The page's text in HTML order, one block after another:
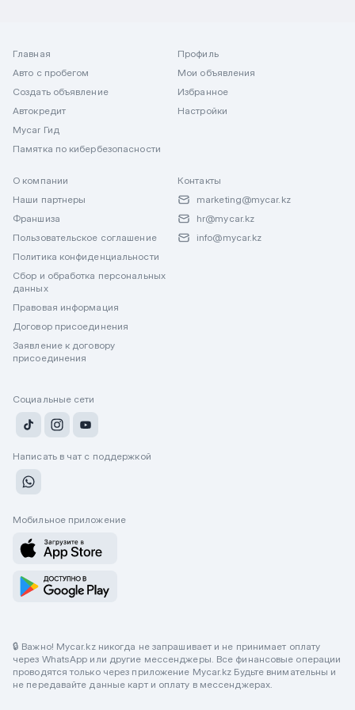
Главная
Авто с пробегом
Создать объявление
Автокредит
Mycar Гид
Памятка по кибербезопасности
Профиль
Мои объявления
Избранное
Настройки
О компании
Наши партнеры
Франшиза
Пользовательское соглашение
Политика конфиденциальности
Сбор и обработка персональных
данных
Правовая информация
Договор присоединения
Заявление к договору
присоединения
Контакты
marketing@mycar.kz
hr@mycar.kz
info@mycar.kz
Социальные сети
Написать в чат с поддержкой
Мобильное приложение
🔒 Важно! Mycar.kz никогда не запрашивает и не принимает оплату
через WhatsApp или другие мессенджеры. Все финансовые операции
проводятся только через приложение Mycar.kz Будьте внимательны и
не передавайте данные карт и оплату в мессенджерах.